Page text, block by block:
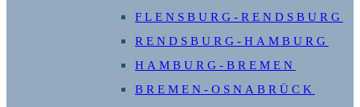
FLENSBURG-RENDSBURG
RENDSBURG-HAMBURG
HAMBURG-BREMEN
BREMEN-OSNABRÜCK